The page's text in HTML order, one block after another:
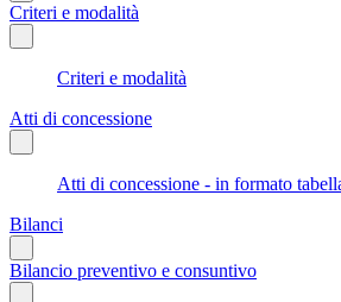
Criteri e modalità
Criteri e modalità
Atti di concessione
Atti di concessione - in formato
Bilanci
Bilancio preventivo e consuntivo